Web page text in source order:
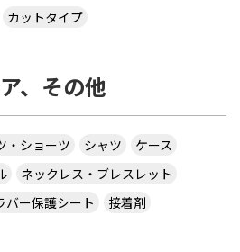
カットタイプ
、その他
・ショーツ シャツ
ケース
ネックレス・ブレスレット
バー保護シート
接着剤